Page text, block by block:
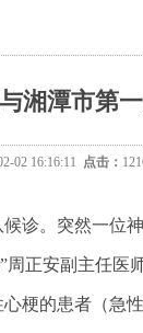
潭市第
02 16:16:11 点击：
诊。突然一位
正安副主任
梗的患者（急